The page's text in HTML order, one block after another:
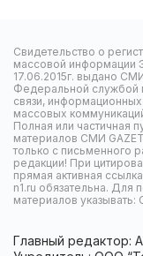
Свидетельство о
массовой
17.06.2015г. выдано
Федеральной службой
связи, информационных
массовых
Полная или частичная
материалов СМИ
только с письменного
редакции! При
прямая активная
n1.ru обязательна. Для
материалов указывать:
Главный редактор: